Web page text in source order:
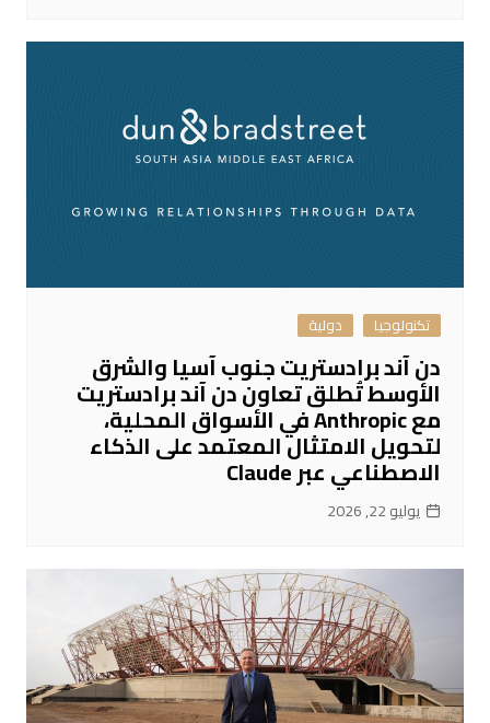
تكنولوجيا دولية
دن آند برادستريت جنوب آسيا والشرق
الأوسط تُطلق تعاون دن آند برادستريت
مع Anthropic في الأسواق المحلية،
لتحويل الامتثال المعتمد على الذكاء
الاصطناعي عبر Claude
يوليو 22, 2026